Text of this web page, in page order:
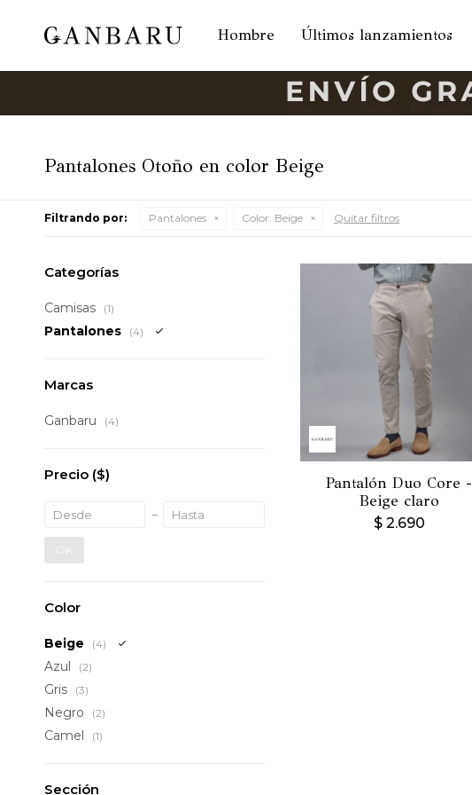
Hombre Últimos lanzamientos
Pantalones Otoño en color Beige
Filtrando por: Pantalones Color: Beige Quitar filtros
Pantalón Duo Core -
Beige claro
$ 2.690
Categorías
Camisas (1)
Pantalones (4)
Marcas
Ganbaru (4)
Precio ($)
OK
Color
Beige (4)
Azul (2)
Gris (3)
Negro (2)
Camel (1)
Sección